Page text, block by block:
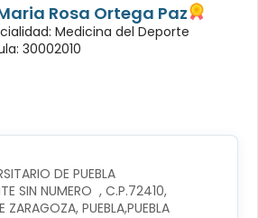
Rosa Ortega Paz
Medicina del Deporte
30002010
DE PUEBLA
SIN NUMERO  , C.P.72410,
ZARAGOZA, PUEBLA,PUEBLA